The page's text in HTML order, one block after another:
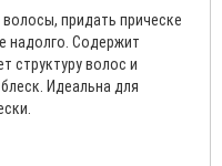
придать прическе
надолго. Содержит
структуру волос и
Идеальна для